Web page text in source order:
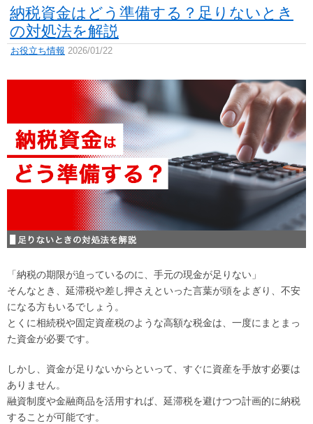
納税資金はどう準備する？足りないとき
の対処法を解説
お役立ち情報 2026/01/22
「納税の期限が迫っているのに、手元の現金が足りない」
そんなとき、延滞税や差し押さえといった言葉が頭をよぎり、不安
になる方もいるでしょう。
とくに相続税や固定資産税のような高額な税金は、一度にまとまっ
た資金が必要です。
しかし、資金が足りないからといって、すぐに資産を手放す必要は
ありません。
融資制度や金融商品を活用すれば、延滞税を避けつつ計画的に納税
することが可能です。